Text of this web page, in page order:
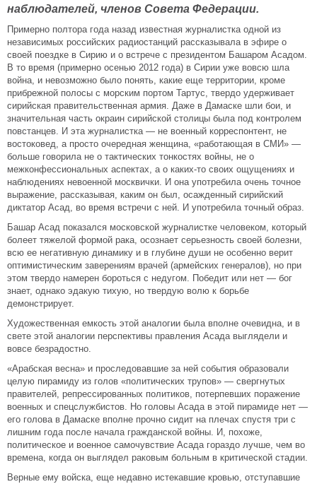
наблюдателей, членов Совета Федерации.
Примерно полтора года назад известная журналистка одной из
независимых российских радиостанций рассказывала в эфире о
своей поездке в Сирию и о встрече с президентом Башаром Асадом.
В то время (примерно осенью 2012 года) в Сирии уже вовсю шла
война, и невозможно было понять, какие еще территории, кроме
прибрежной полосы с морским портом Тартус, твердо удерживает
сирийская правительственная армия. Даже в Дамаске шли бои, и
значительная часть окраин сирийской столицы была под контролем
повстанцев. И эта журналистка — не военный корреспонтент, не
востоковед, а просто очередная женщина, «работающая в СМИ» —
больше говорила не о тактических тонкостях войны, не о
межконфессиональных аспектах, а о каких-то своих ощущениях и
наблюдениях невоенной москвички. И она употребила очень точное
выражение, рассказывая, каким он был, осажденный сирийский
диктатор Асад, во время встречи с ней. И употребила точный образ.
Башар Асад показался московской журналистке человеком, который
болеет тяжелой формой рака, осознает серьезность своей болезни,
всю ее негативную динамику и в глубине души не особенно верит
оптимистическим заверениям врачей (армейских генералов), но при
этом твердо намерен бороться с недугом. Победит или нет — бог
знает, однако эдакую тихую, но твердую волю к борьбе
демонстрирует.
Художественная емкость этой аналогии была вполне очевидна, и в
свете этой аналогии перспективы правления Асада выглядели и
вовсе безрадостно.
«Арабская весна» и проследовавшие за ней события образовали
целую пирамиду из голов «политических трупов» — свергнутых
правителей, репрессированных политиков, потерпевших поражение
военных и спецслужбистов. Но головы Асада в этой пирамиде нет —
его голова в Дамаске вполне прочно сидит на плечах спустя три с
лишним года после начала гражданской войны. И, похоже,
политическое и военное самочувствие Асада гораздо лучше, чем во
времена, когда он выглядел раковым больным в критической стадии.
Верные ему войска, еще недавно истекавшие кровью, отступавшие